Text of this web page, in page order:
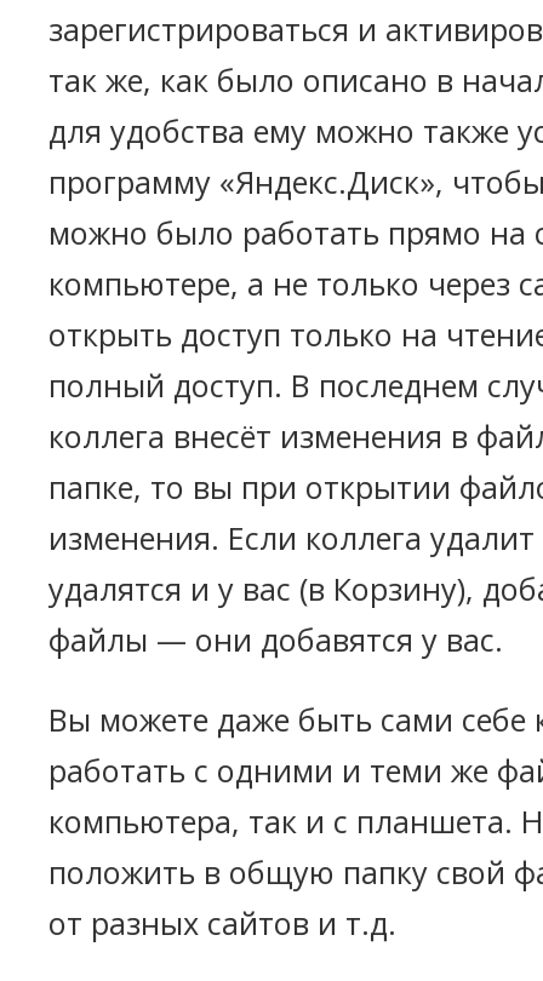
зарегистрироваться и
так же, как было описано в
для удобства ему можно также
программу «Яндекс.Диск»,
можно было работать прямо на
компьютере, а не только через
открыть доступ только на
полный доступ. В последнем
коллега внесёт изменения в
папке, то вы при открытии
изменения. Если коллега
удалятся и у вас (в Корзину),
файлы — они добавятся у вас.
Вы можете даже быть сами себе
работать с одними и теми же
компьютера, так и с планшета.
положить в общую папку свой
от разных сайтов и т.д.